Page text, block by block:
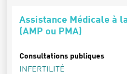
Assistance Médicale à
(AMP ou PMA)
Consultations publiques
INFERTILITÉ